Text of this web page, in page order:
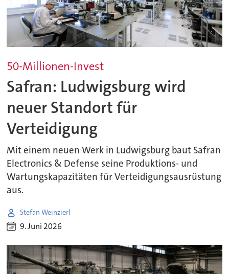
50-Millionen-Invest
Safran: Ludwigsburg wird
neuer Standort für
Verteidigung
Mit einem neuen Werk in Ludwigsburg baut Safran
Electronics & Defense seine Produktions- und
Wartungskapazitäten für Verteidigungsausrüstung
aus.
Stefan Weinzierl
9. Juni 2026